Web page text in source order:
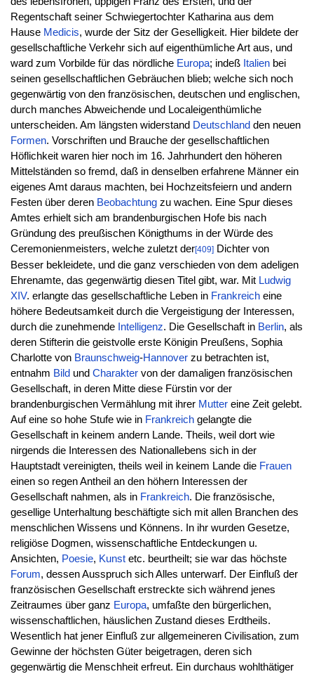
Regentschaft seiner Schwiegertochter Katharina aus dem
Hause Medicis, wurde der Sitz der Geselligkeit. Hier bildete der
gesellschaftliche Verkehr sich auf eigenthümliche Art aus, und
ward zum Vorbilde für das nördliche Europa; indeß Italienbei
seinen gesellschaftlichen Gebräuchen blieb; welche sich noch
gegenwärtig von den französischen, deutschen und englischen,
durch manches Abweichende und Localeigenthümliche
unterscheiden. Am längsten widerstand Deutschland den neuen
Formen. Vorschriften und Brauche der gesellschaftlichen
Höflichkeit waren hier noch im 16. Jahrhundert den höheren
Mittelständen so fremd, daß in denselben erfahrene Männer ein
eigenes Amt daraus machten, bei Hochzeitsfeiern und andern
Festen über deren Beobachtungzu wachen. Eine Spur dieses
Amtes erhielt sich am brandenburgischen Hofe bis nach
Gründung des preußischen Königthums in der Würde des
Ceremonienmeisters, welche zuletzt der[409]Dichter von
Besser bekleidete, und die ganz verschieden von dem adeligen
Ehrenamte, das gegenwärtig diesen Titel gibt, war. Mit Ludwig
XIV. erlangte das gesellschaftliche Leben in Frankreicheine
höhere Bedeutsamkeit durch die Vergeistigung der Interessen,
durch die zunehmende Intelligenz. Die Gesellschaft in Berlin, als
deren Stifterin die geistvolle erste Königin Preußens, Sophia
Charlotte von Braunschweig-Hannoverzu betrachten ist,
entnahm Bild und Charaktervon der damaligen französischen
Gesellschaft, in deren Mitte diese Fürstin vor der
brandenburgischen Vermählung mit ihrer Muttereine Zeit gelebt.
Auf eine so hohe Stufe wie in Frankreichgelangte die
Gesellschaft in keinem andern Lande. Theils, weil dort wie
nirgends die Interessen des Nationallebens sich in der
Hauptstadt vereinigten, theils weil in keinem Lande die Frauen
einen so regen Antheil an den höhern Interessen der
Gesellschaft nahmen, als in Frankreich. Die französische,
gesellige Unterhaltung beschäftigte sich mit allen Branchen des
menschlichen Wissens und Könnens. In ihr wurden Gesetze,
religiöse Dogmen, wissenschaftliche Entdeckungen u.
Ansichten, Poesie, Kunstetc. beurtheilt; sie war das höchste
Forum, dessen Ausspruch sich Alles unterwarf. Der Einfluß der
französischen Gesellschaft erstreckte sich während jenes
Zeitraumes über ganz Europa, umfaßte den bürgerlichen,
wissenschaftlichen, häuslichen Zustand dieses Erdtheils.
Wesentlich hat jener Einfluß zur allgemeineren Civilisation, zum
Gewinne der höchsten Güter beigetragen, deren sich
gegenwärtig die Menschheit erfreut. Ein durchaus wohlthätiger